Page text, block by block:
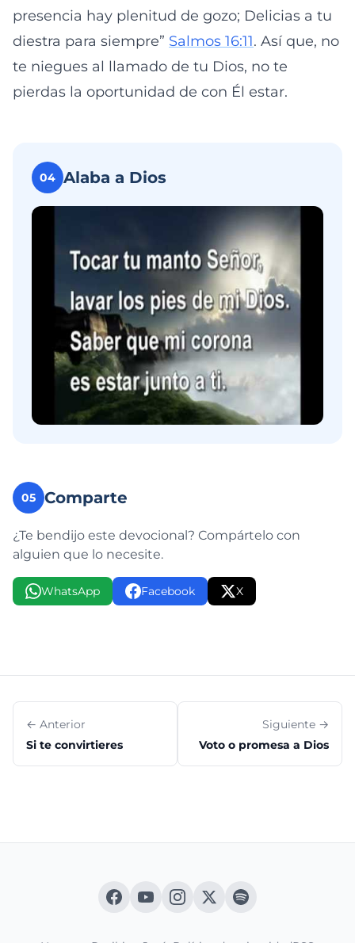
presencia hay plenitud de gozo; Delicias a tu
diestra para siempre” Salmos 16:11. Así que, no
te niegues al llamado de tu Dios, no te
pierdas la oportunidad de con Él estar.
04 Alaba a Dios
05 Comparte
¿Te bendijo este devocional? Compártelo con
alguien que lo necesite.
WhatsApp Facebook X
← Anterior
Si te convirtieres
Siguiente →
Voto o promesa a Dios